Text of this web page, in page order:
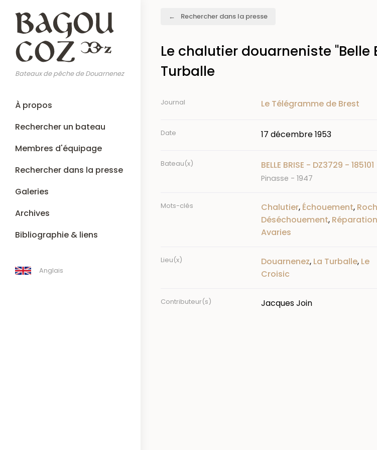
contenu
principal
Bateaux de pêche de Douarnenez
Main
navigation
À propos
Rechercher un bateau
Membres d'équipage
Rechercher dans la presse
Galeries
Archives
Bibliographie & liens
Anglais
Rechercher dans la presse
Le chalutier douarneniste "Belle
Turballe
Journal Le Télégramme de Brest
Date 17 décembre 1953
Bateau(x) BELLE BRISE - DZ3729 - 185101
Pinasse - 1947
Mots-clés Chalutier, Échouement,
Déséchouement,
Avaries
Lieu(x) Douarnenez, La Turballe, Le
Croisic
Contributeur(s) Jacques Join